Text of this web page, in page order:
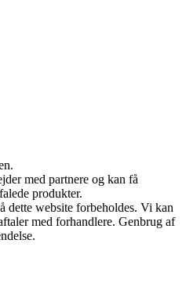
med partnere og kan få
produkter.
dette website forbeholdes. Vi kan
med forhandlere. Genbrug af